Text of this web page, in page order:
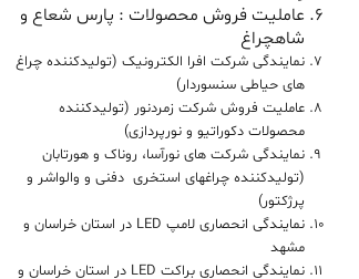
عاملیت فروش محصولات : پارس شعاع و
شاهچراغ
نمایندگی شرکت افرا الکترونیک (تولیدکننده چراغ
های حیاطی سنسوردار)
عاملیت فروش شرکت زمردنور (تولیدکننده
محصولات دکوراتیو و نورپردازی)
نمایندگی شرکت های نورآسا، روناک و هورتابان
(تولیدکننده چراغهای استخری دفنی و والواشر و
پرژکتور)
نمایندگی انحصاری لامپ LED در استان خراسان و
مشهد
نمایندگی انحصاری براکت LED در استان خراسان و